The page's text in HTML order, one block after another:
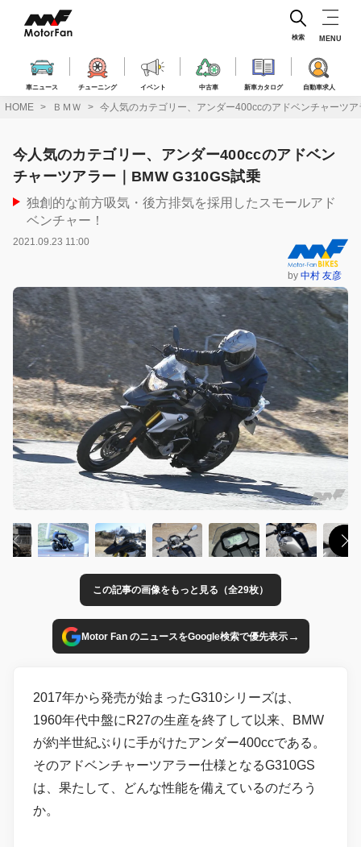
ス
車ニュース チューニング イベント 中古車 新車カタログ 自動車求人
検索 MENU
HOME ＢＭＷ 今人気のカテゴリー、アンダー400ccのアドベンチャーツ
今人気のカテゴリー、アンダー400ccのアドベン
チャーツアラー｜BMW G310GS試乗
独創的な前方吸気・後方排気を採用したスモールアド
ベンチャー！
2021.09.23 11:00
by中村 友彦
この記事の画像をもっと見る（全29枚）
Motor Fan のニュースをGoogle検索で優先表示→
2017年から発売が始まったG310シリーズは、
1960年代中盤にR27の生産を終了して以来、BMW
が約半世紀ぶりに手がけたアンダー400ccである。
そのアドベンチャーツアラー仕様となるG310GS
は、果たして、どんな性能を備えているのだろう
か。